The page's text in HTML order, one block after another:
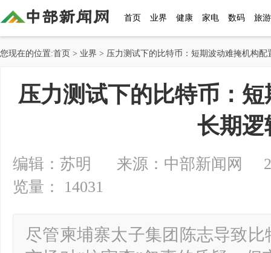
首页 业界 健康 家电 数码 旅游
您现在的位置:首页 > 业界 > 压力测试下的比特币：短期波动难掩机构配
压力测试下的比特币：
长期逻
编辑：苏明 来源：中部新闻网
览量： 14031
尽管柬埔寨太子集团陈志导致